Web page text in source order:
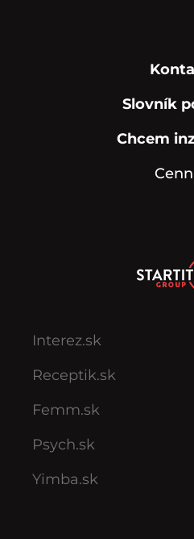
Slovník
Chcem
Interez.sk
Receptik.sk
Femm.sk
Psych.sk
Yimba.sk